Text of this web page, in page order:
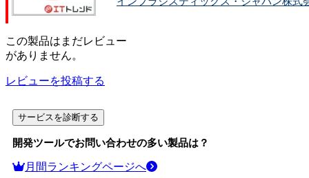
この製品はまだレビュー
がありません。
レビューを投稿する
サービスを診断する
開発ツールでお問い合わせの多い製品は？
月間ランキングページへ